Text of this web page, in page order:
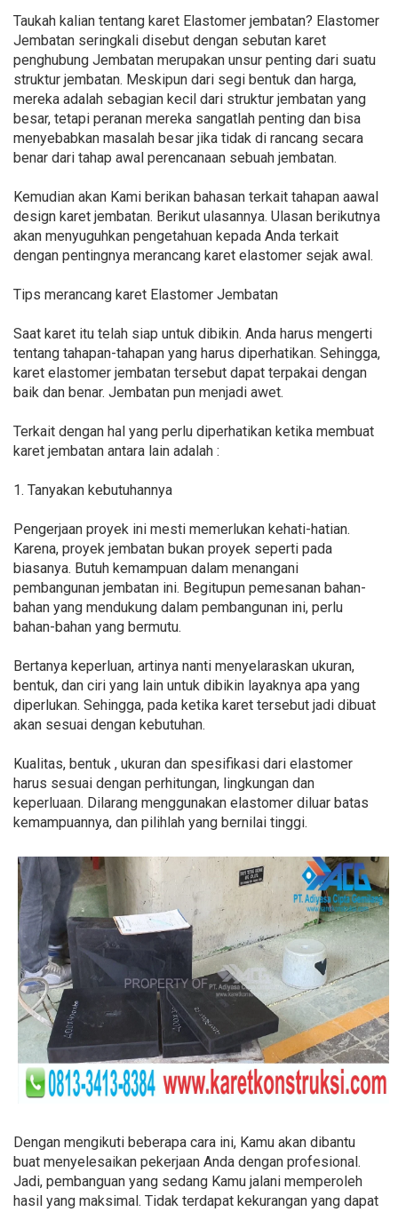
Taukah kalian tentang karet Elastomer jembatan? Elastomer
Jembatan seringkali disebut dengan sebutan karet
penghubung Jembatan merupakan unsur penting dari suatu
struktur jembatan. Meskipun dari segi bentuk dan harga,
mereka adalah sebagian kecil dari struktur jembatan yang
besar, tetapi peranan mereka sangatlah penting dan bisa
menyebabkan masalah besar jika tidak di rancang secara
benar dari tahap awal perencanaan sebuah jembatan.
Kemudian akan Kami berikan bahasan terkait tahapan aawal
design karet jembatan. Berikut ulasannya. Ulasan berikutnya
akan menyuguhkan pengetahuan kepada Anda terkait
dengan pentingnya merancang karet elastomer sejak awal.
Tips merancang karet Elastomer Jembatan
Saat karet itu telah siap untuk dibikin. Anda harus mengerti
tentang tahapan-tahapan yang harus diperhatikan. Sehingga,
karet elastomer jembatan tersebut dapat terpakai dengan
baik dan benar. Jembatan pun menjadi awet.
Terkait dengan hal yang perlu diperhatikan ketika membuat
karet jembatan antara lain adalah :
1. Tanyakan kebutuhannya
Pengerjaan proyek ini mesti memerlukan kehati-hatian.
Karena, proyek jembatan bukan proyek seperti pada
biasanya. Butuh kemampuan dalam menangani
pembangunan jembatan ini. Begitupun pemesanan bahan-
bahan yang mendukung dalam pembangunan ini, perlu
bahan-bahan yang bermutu.
Bertanya keperluan, artinya nanti menyelaraskan ukuran,
bentuk, dan ciri yang lain untuk dibikin layaknya apa yang
diperlukan. Sehingga, pada ketika karet tersebut jadi dibuat
akan sesuai dengan kebutuhan.
Kualitas, bentuk , ukuran dan spesifikasi dari elastomer
harus sesuai dengan perhitungan, lingkungan dan
keperluaan. Dilarang menggunakan elastomer diluar batas
kemampuannya, dan pilihlah yang bernilai tinggi.
Dengan mengikuti beberapa cara ini, Kamu akan dibantu
buat menyelesaikan pekerjaan Anda dengan profesional.
Jadi, pembanguan yang sedang Kamu jalani memperoleh
hasil yang maksimal. Tidak terdapat kekurangan yang dapat